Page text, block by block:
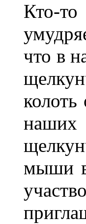
Кто-
что в
мыши в